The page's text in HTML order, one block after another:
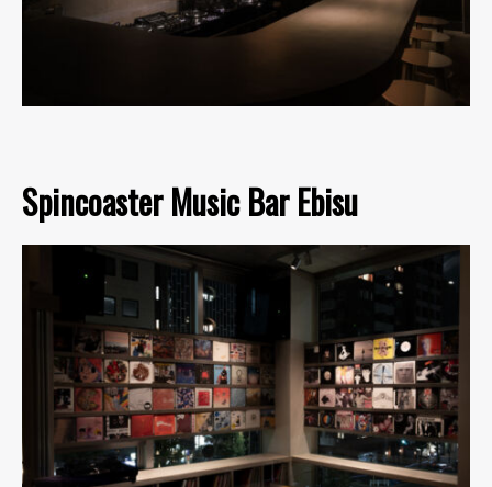
Spincoaster Music Bar Ebisu